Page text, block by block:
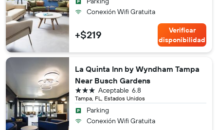
Conexión Wifi Gratuita
+$219
Verificar
disponibilidad
La Quinta Inn by Wyndham Tampa
Near Busch Gardens
Tampa, FL, Estados Unidos
6.8
Aceptable
3 estrellas
Parking
Conexión Wifi Gratuita